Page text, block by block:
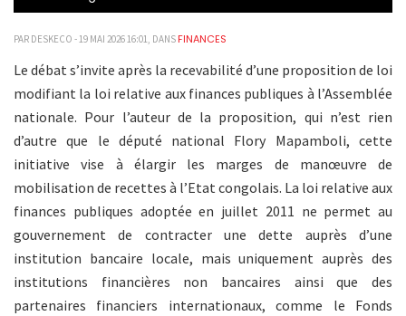
PAR DESKECO - 19 MAI 2026 16:01, DANS FINANCES
Le débat s’invite après la recevabilité d’une proposition de loi
modifiant la loi relative aux finances publiques à l’Assemblée
nationale. Pour l’auteur de la proposition, qui n’est rien
d’autre que le député national Flory Mapamboli, cette
initiative vise à élargir les marges de manœuvre de
mobilisation de recettes à l’Etat congolais. La loi relative aux
finances publiques adoptée en juillet 2011 ne permet au
gouvernement de contracter une dette auprès d’une
institution bancaire locale, mais uniquement auprès des
institutions financières non bancaires ainsi que des
partenaires financiers internationaux, comme le Fonds